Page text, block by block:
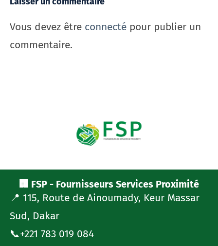
Vous devez être connecté pour publier un
commentaire.
🏢 FSP - Fournisseurs Services Proximité
📍 115, Route de Ainoumady, Keur Massar
Sud, Dakar
📞+221 783 019 084